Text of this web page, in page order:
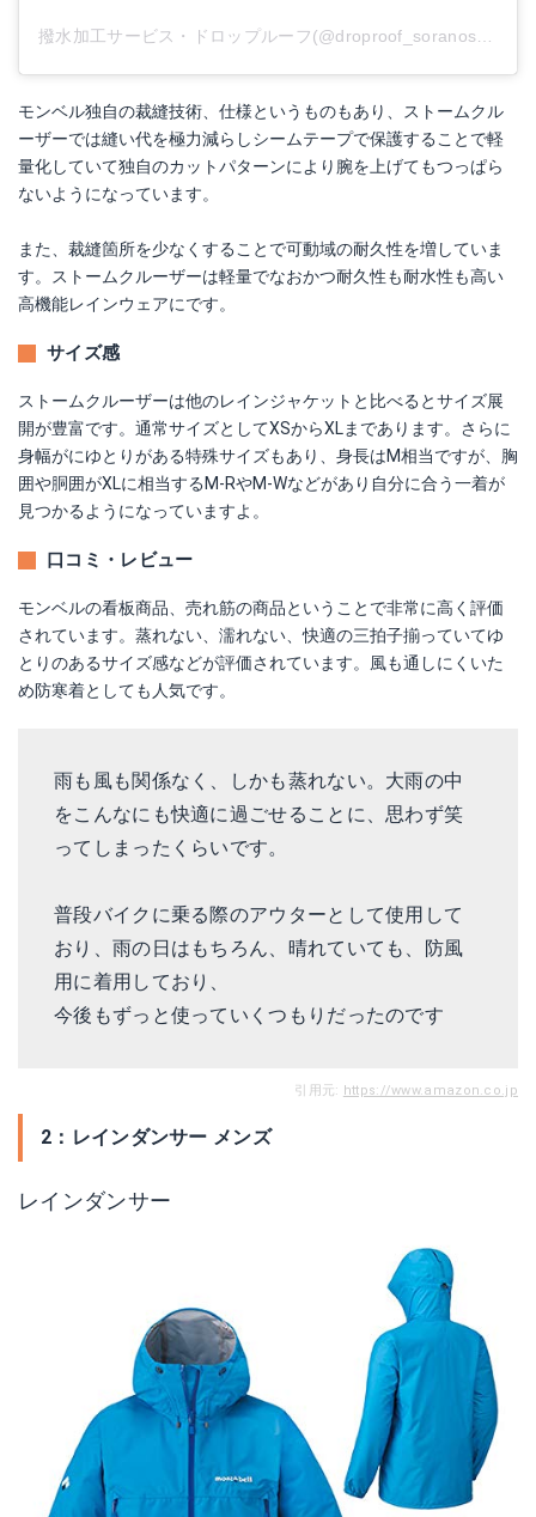
モンベル独自の裁縫技術、仕様というものもあり、ストームクル
ーザーでは縫い代を極力減らしシームテープで保護することで軽
量化していて独自のカットパターンにより腕を上げてもつっぱら
ないようになっています。
また、裁縫箇所を少なくすることで可動域の耐久性を増していま
す。ストームクルーザーは軽量でなおかつ耐久性も耐水性も高い
高機能レインウェアにです。
サイズ感
ストームクルーザーは他のレインジャケットと比べるとサイズ展
開が豊富です。通常サイズとしてXSからXLまであります。さらに
身幅がにゆとりがある特殊サイズもあり、身長はM相当ですが、胸
囲や胴囲がXLに相当するM-RやM-Wなどがあり自分に合う一着が
見つかるようになっていますよ。
口コミ・レビュー
モンベルの看板商品、売れ筋の商品ということで非常に高く評価
されています。蒸れない、濡れない、快適の三拍子揃っていてゆ
とりのあるサイズ感などが評価されています。風も通しにくいた
め防寒着としても人気です。
雨も風も関係なく、しかも蒸れない。大雨の中
をこんなにも快適に過ごせることに、思わず笑
ってしまったくらいです。
普段バイクに乗る際のアウターとして使用して
おり、雨の日はもちろん、晴れていても、防風
用に着用しており、
今後もずっと使っていくつもりだったのです
引用元: https://www.amazon.co.jp
2：レインダンサー メンズ
レインダンサー